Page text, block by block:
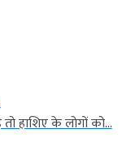
हाशिए के लोगों को...